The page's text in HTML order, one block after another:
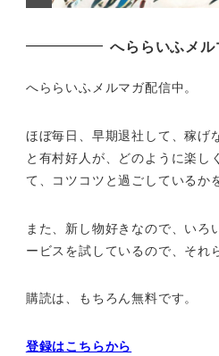
へららいふメ
へららいふメルマガ配信中。
ほぼ毎日、早期退社して、稼げ
と有村好人が、どのように楽し
て、 コツコツと過ごしているか
また、新し物好きなので、いろ
ービスを試しているので、それ
購読は、もちろん無料です。
登録はこちらから